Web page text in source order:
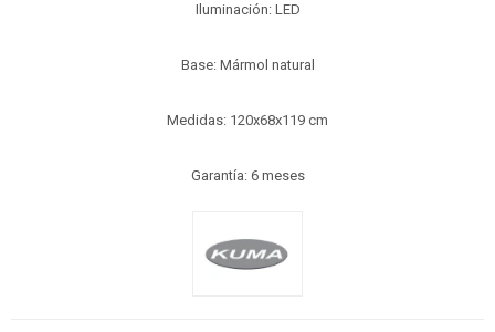
Iluminación: LED
Base: Mármol natural
Medidas: 120x68x119 cm
Garantía: 6 meses